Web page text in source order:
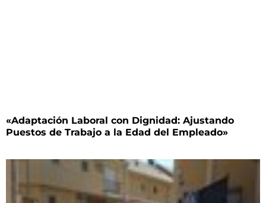
«Adaptación Laboral con Dignidad: Ajustando
Puestos de Trabajo a la Edad del Empleado»